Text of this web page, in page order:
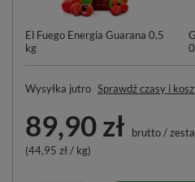
El Fuego Energia Guarana 0,5
kg
Wysyłka jutro Sprawdź czasy i
89,90 zł brutto/
(44,95 zł / kg)